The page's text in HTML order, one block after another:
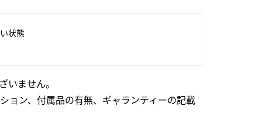
状態
いません。
ョン、付属品の有無、ギャランティーの記載